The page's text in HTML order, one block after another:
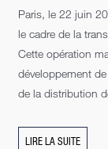
Paris, le 22 juin
le cadre de la
Cette opération
développement
de la distribution
LIRE LA SUITE